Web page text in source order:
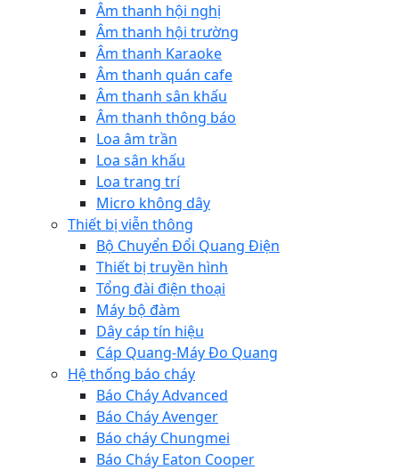
Âm thanh hội nghị
Âm thanh hội trường
Âm thanh Karaoke
Âm thanh quán cafe
Âm thanh sân khấu
Âm thanh thông báo
Loa âm trần
Loa sân khấu
Loa trang trí
Micro không dây
Thiết bị viễn thông
Bộ Chuyển Đổi Quang Điện
Thiết bị truyền hình
Tổng đài điện thoại
Máy bộ đàm
Dây cáp tín hiệu
Cáp Quang-Máy Đo Quang
Hệ thống báo cháy
Báo Cháy Advanced
Báo Cháy Avenger
Báo cháy Chungmei
Báo Cháy Eaton Cooper